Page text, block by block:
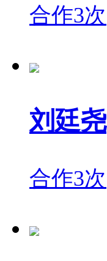
合作3次
刘廷尧
合作3次